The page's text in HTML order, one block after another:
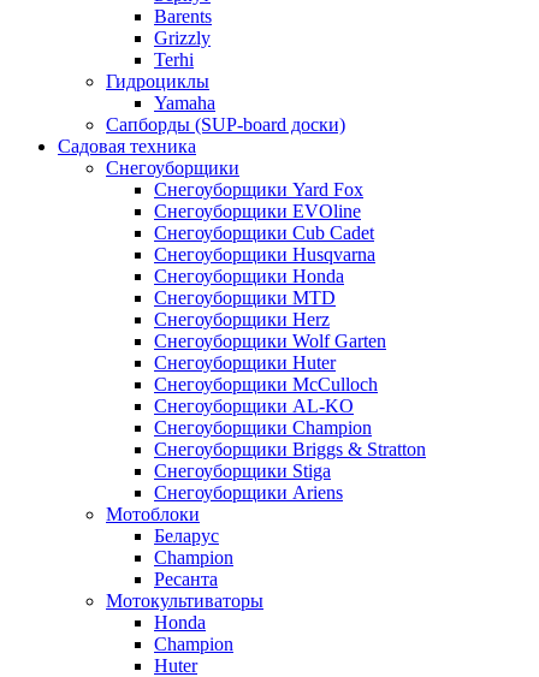
Barents
Grizzly
Terhi
Гидроциклы
Yamaha
Сапборды (SUP-board доски)
Садовая техника
Снегоуборщики
Снегоуборщики Yard Fox
Снегоуборщики EVOline
Снегоуборщики Cub Cadet
Снегоуборщики Husqvarna
Снегоуборщики Honda
Снегоуборщики MTD
Снегоуборщики Herz
Снегоуборщики Wolf Garten
Снегоуборщики Huter
Снегоуборщики McCulloch
Снегоуборщики AL-KO
Снегоуборщики Champion
Снегоуборщики Briggs & Stratton
Снегоуборщики Stiga
Снегоуборщики Ariens
Мотоблоки
Беларус
Champion
Ресанта
Мотокультиваторы
Honda
Champion
Huter